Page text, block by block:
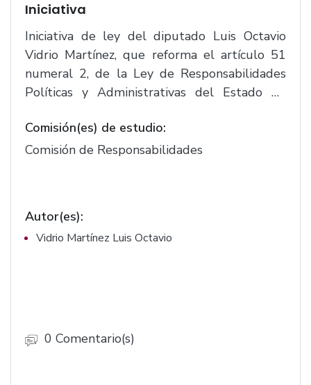
Iniciativa
Iniciativa de ley del diputado Luis Octavio
Vidrio Martínez, que reforma el artículo 51
numeral 2, de la Ley de Responsabilidades
Políticas y Administrativas del Estado de
Comisión(es) de estudio:
Comisión de Responsabilidades
Autor(es):
Vidrio Martínez Luis Octavio
0 Comentario(s)